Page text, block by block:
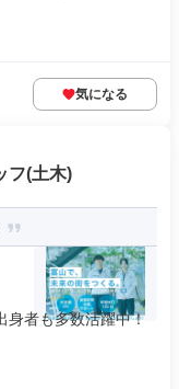
気になる
フ(土木)
身者も多数活躍中！